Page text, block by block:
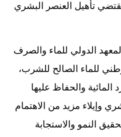
يقتضي تأهيل العنصر البشري
الدولي للماء والصرف
للماء الصالح للشرب،
المائية والحفاظ عليها
وإيلاء مزيد من الاهتمام
النمو والاستجابة